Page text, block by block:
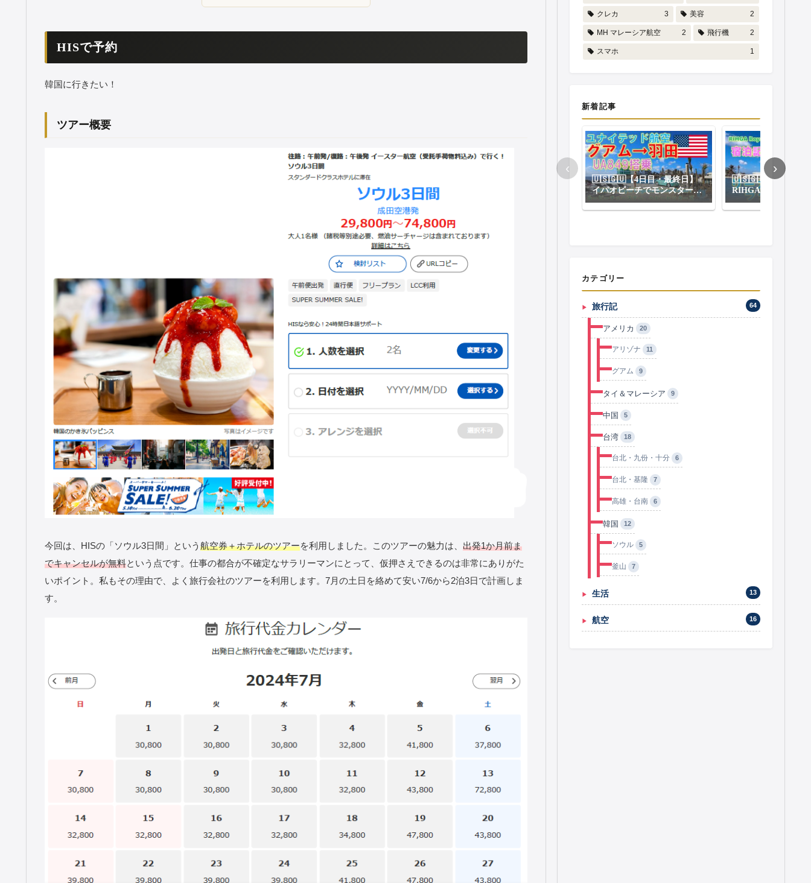
HISで予約
韓国に行きたい！
ツアー概要
今回は、HISの「ソウル3日間」という 航空券＋ホテルのツアーを利用しました。このツアーの魅力は、 出発1か月前ま
でキャンセルが無料という点です。仕事の都合が不確定なサラリーマンにとって、仮押さえできるのは非常にありがた
いポイント。私もその理由で、よく旅行会社のツアーを利用します。7月の土日を絡めて安い7/6から2泊3日で計画しま
す。
クレカ 3 美容 2
MH マレーシア航空 2 飛行機 2
スマホ 1
新着記事
🇺🇸🇬🇺【4日目・最終日】
イパオビーチでモンスターバ
ーガー、チャモロプレートを
食べてユナイテッド航空でグ
🇺🇸🇬🇺グアム旅行
RIHGA Royal
Resort（リーガロイ
ーナグアム）クラブ
‹ ›
カテゴリー
旅行記 64
アメリカ 20
アリゾナ 11
グアム 9
タイ＆マレーシア 9
中国 5
台湾 18
台北・九份・十分 6
台北・基隆 7
高雄・台南 6
韓国 12
ソウル 5
釜山 7
生活 13
航空 16